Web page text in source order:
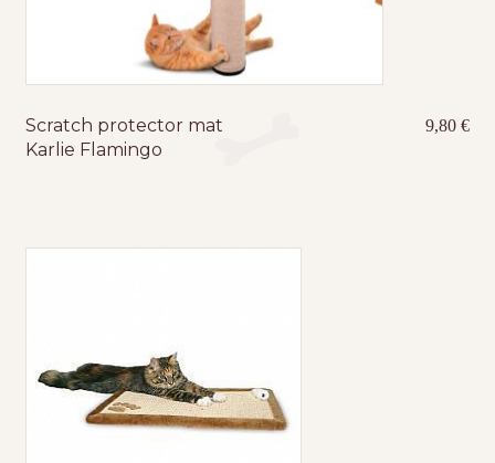
Scratch protector mat
Karlie Flamingo
9,80€